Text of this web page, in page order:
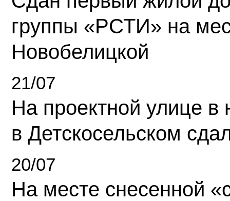
группы «РСТИ» на
Новобелицкой
21/07
На проектной улице
в Детскосельском
20/07
На месте снесенной